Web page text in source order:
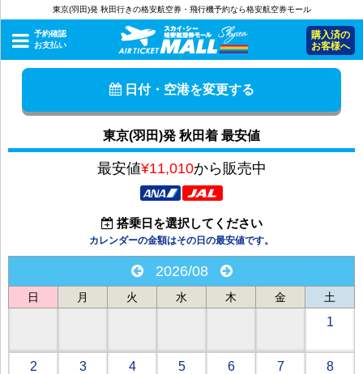
東京(羽田)発 秋田行きの格安航空券・飛行機予約なら格安航空券モール
予約確認
お支払い
購入済の
お客様へ
日付・空港を変更する
東京(羽田)発 秋田着 最安値
最安値¥11,010から販売中
搭乗日を選択してください
カレンダーの金額はその日の最安値です。
2026/08
日 月 火 水 木 金 土
1
2 3 4 5 6 7 8